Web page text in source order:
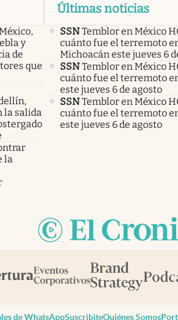
y
de
que
la salida
la
Últimas noticias
SSNTemblor en México
cuánto fue el terremoto
Michoacán este jueves 6
SSNTemblor en México
cuánto fue el terremoto
este jueves 6 de agosto
SSNTemblor en México
cuánto fue el terremoto
este jueves 6 de agosto
de WhatsAppSuscribiteQuiénes Somos